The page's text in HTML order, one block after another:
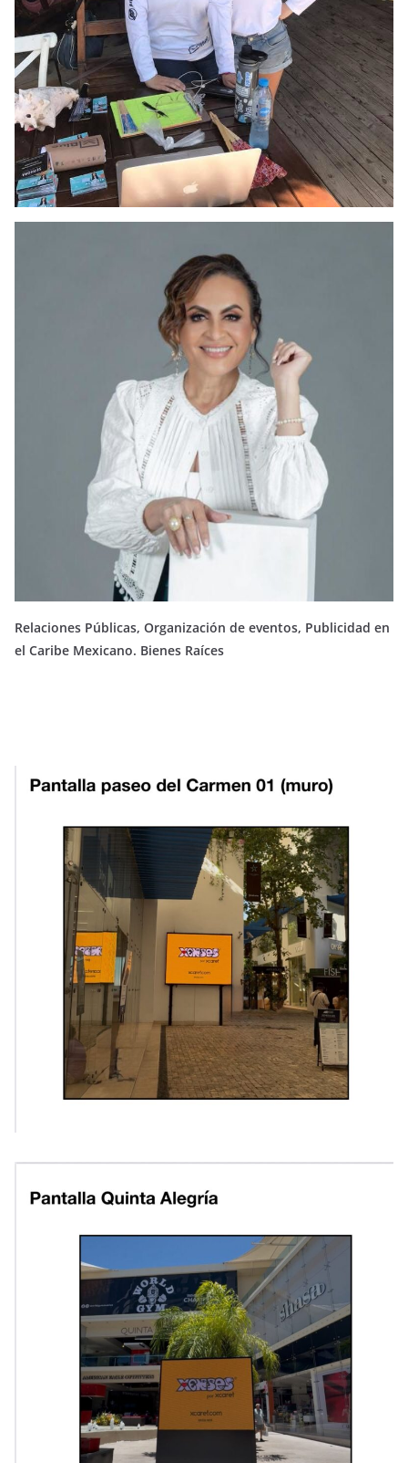
Relaciones Públicas, Organización de eventos, Publicidad en
el Caribe Mexicano. Bienes Raíces